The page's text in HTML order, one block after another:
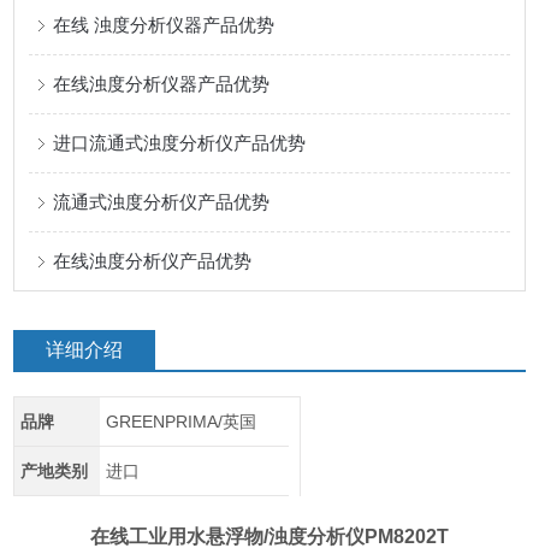
在线 浊度分析仪器产品优势
在线浊度分析仪器产品优势
进口流通式浊度分析仪产品优势
流通式浊度分析仪产品优势
在线浊度分析仪产品优势
详细介绍
品牌 GREENPRIMA/英国
产地类别 进口
在线工业用水悬浮物/浊度分析仪 PM8202T